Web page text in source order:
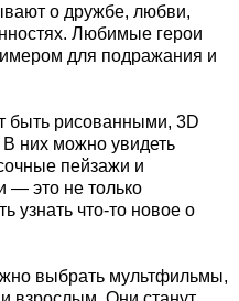
о дружбе, любви,
Любимые герои
для подражания и
рисованными, 3D
В них можно увидеть
пейзажи и
— это не только
узнать что-то новое о
выбрать мультфильмы,